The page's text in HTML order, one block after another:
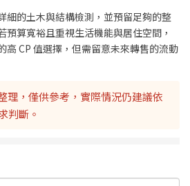
細的土木與結構檢測，並預留足夠的整
預算寬裕且重視生活機能與居住空間，
高 CP 值選擇，但需留意未來轉售的流動
理，僅供參考，實際情況仍建議依
判斷。